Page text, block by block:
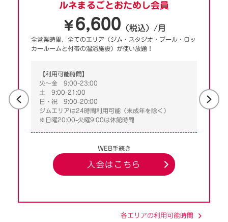
ルネまるごとおためし会員
￥ 6,600 （税込）/月
全営業時間、全てのエリア（ジム・スタジオ・プール・ロッ
カールームと付帯の温浴施設）が使い放題！
【利用可能時間】
火～金 9:00-23:00
土 9:00-21:00
日・祝 9:00-20:00
ジムエリアは24時間利用可能（未成年を除く）
※日曜20:00-火曜9:00は休館時間
WEB手続き
入会はこちら
各エリアの利用可能時間